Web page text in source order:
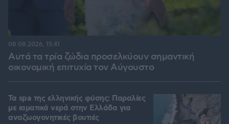
Αυτά τα τρία ζώδια προσελκύουν σημαντική
οικονομική επιτυχία τον Αύγουστο
08.08.2026, 15:41
Τα spa της ελληνικής φύσης: Παραλίες
με ιαματικά νερά στην Ελλάδα για
αναζωογονητικές βουτιές